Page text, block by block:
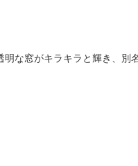
な窓がキラキラと輝き、別